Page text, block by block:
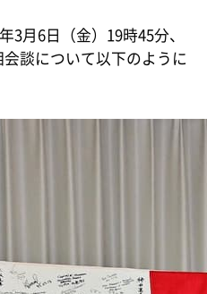
月6日（金）19時45分、
談について以下のように